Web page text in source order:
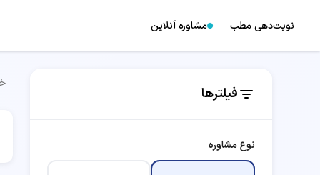
نوبت‌دهی مطب مشاوره آنلاین
فیلترها
نوع مشاوره